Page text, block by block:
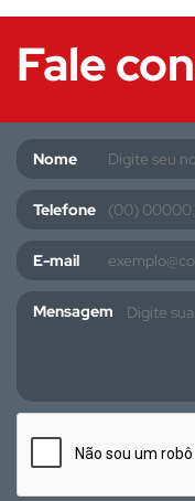
Fale
Nome
Telefone
E-mail
Mensagem